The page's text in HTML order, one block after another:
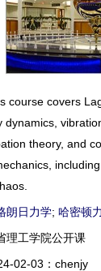
course covers
dynamics,
theory, and
朗日力学; 哈密顿
理工学院公开课
02-03：chenjy